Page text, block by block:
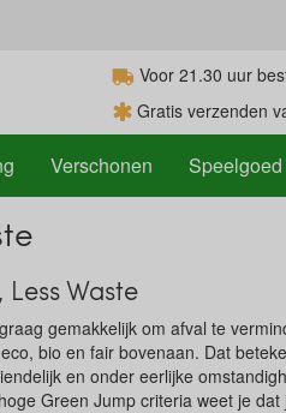
Voor 21.30 uur
Gratis verzenden
Verschonen Speelgoed
Waste
gemakkelijk om afval te
bio en fair bovenaan. Dat
en onder eerlijke
Green Jump criteria weet je